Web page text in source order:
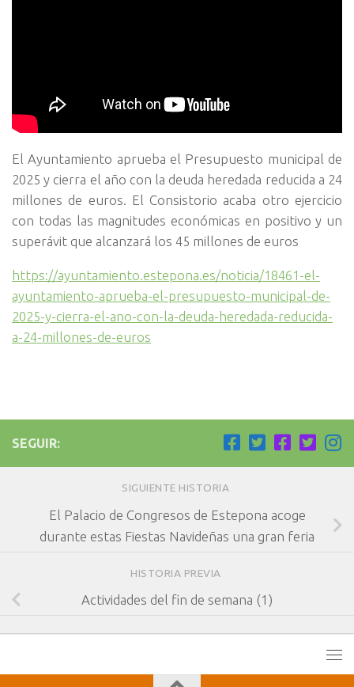
El Ayuntamiento aprueba el Presupuesto municipal de
2025 y cierra el año con la deuda heredada reducida a 24
millones de euros. El Consistorio acaba otro ejercicio
con todas las magnitudes económicas en positivo y un
superávit que alcanzará los 45 millones de euros
https://ayuntamiento.estepona.es/noticia/18461-el-
ayuntamiento-aprueba-el-presupuesto-municipal-de-
2025-y-cierra-el-ano-con-la-deuda-heredada-reducida-
a-24-millones-de-euros
SEGUIR:
SIGUIENTE HISTORIA
El Palacio de Congresos de Estepona acoge
durante estas Fiestas Navideñas una gran feria
HISTORIA PREVIA
Actividades del fin de semana (1)